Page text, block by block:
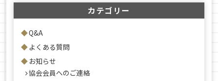
カテゴリー
Q&A
よくある質問
お知らせ
協会会員へのご連絡